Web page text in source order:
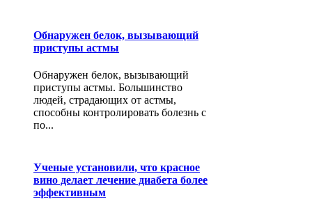
Обнаружен белок, вызывающий
приступы астмы
Обнаружен белок, вызывающий
приступы астмы. Большинство
людей, страдающих от астмы,
способны контролировать болезнь с
по...
Ученые установили, что красное
вино делает лечение диабета более
эффективным